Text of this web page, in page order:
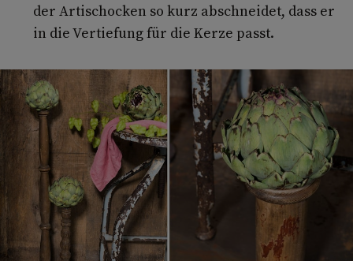
der Artischocken so kurz abschneidet, dass er
in die Vertiefung für die Kerze passt.